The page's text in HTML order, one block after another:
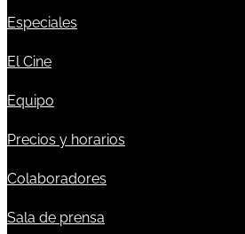
Especiales
El Cine
Equipo
Precios y horarios
Colaboradores
Sala de prensa